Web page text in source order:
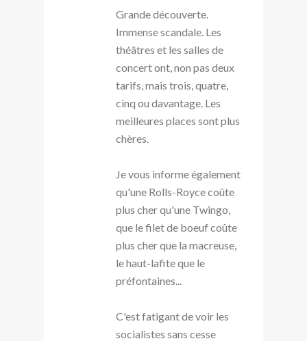
Grande découverte.
Immense scandale. Les
théâtres et les salles de
concert ont, non pas deux
tarifs, mais trois, quatre,
cinq ou davantage. Les
meilleures places sont plus
chères.
Je vous informe également
qu'une Rolls-Royce coûte
plus cher qu'une Twingo,
que le filet de boeuf coûte
plus cher que la macreuse,
le haut-lafite que le
préfontaines...
C'est fatigant de voir les
socialistes sans cesse